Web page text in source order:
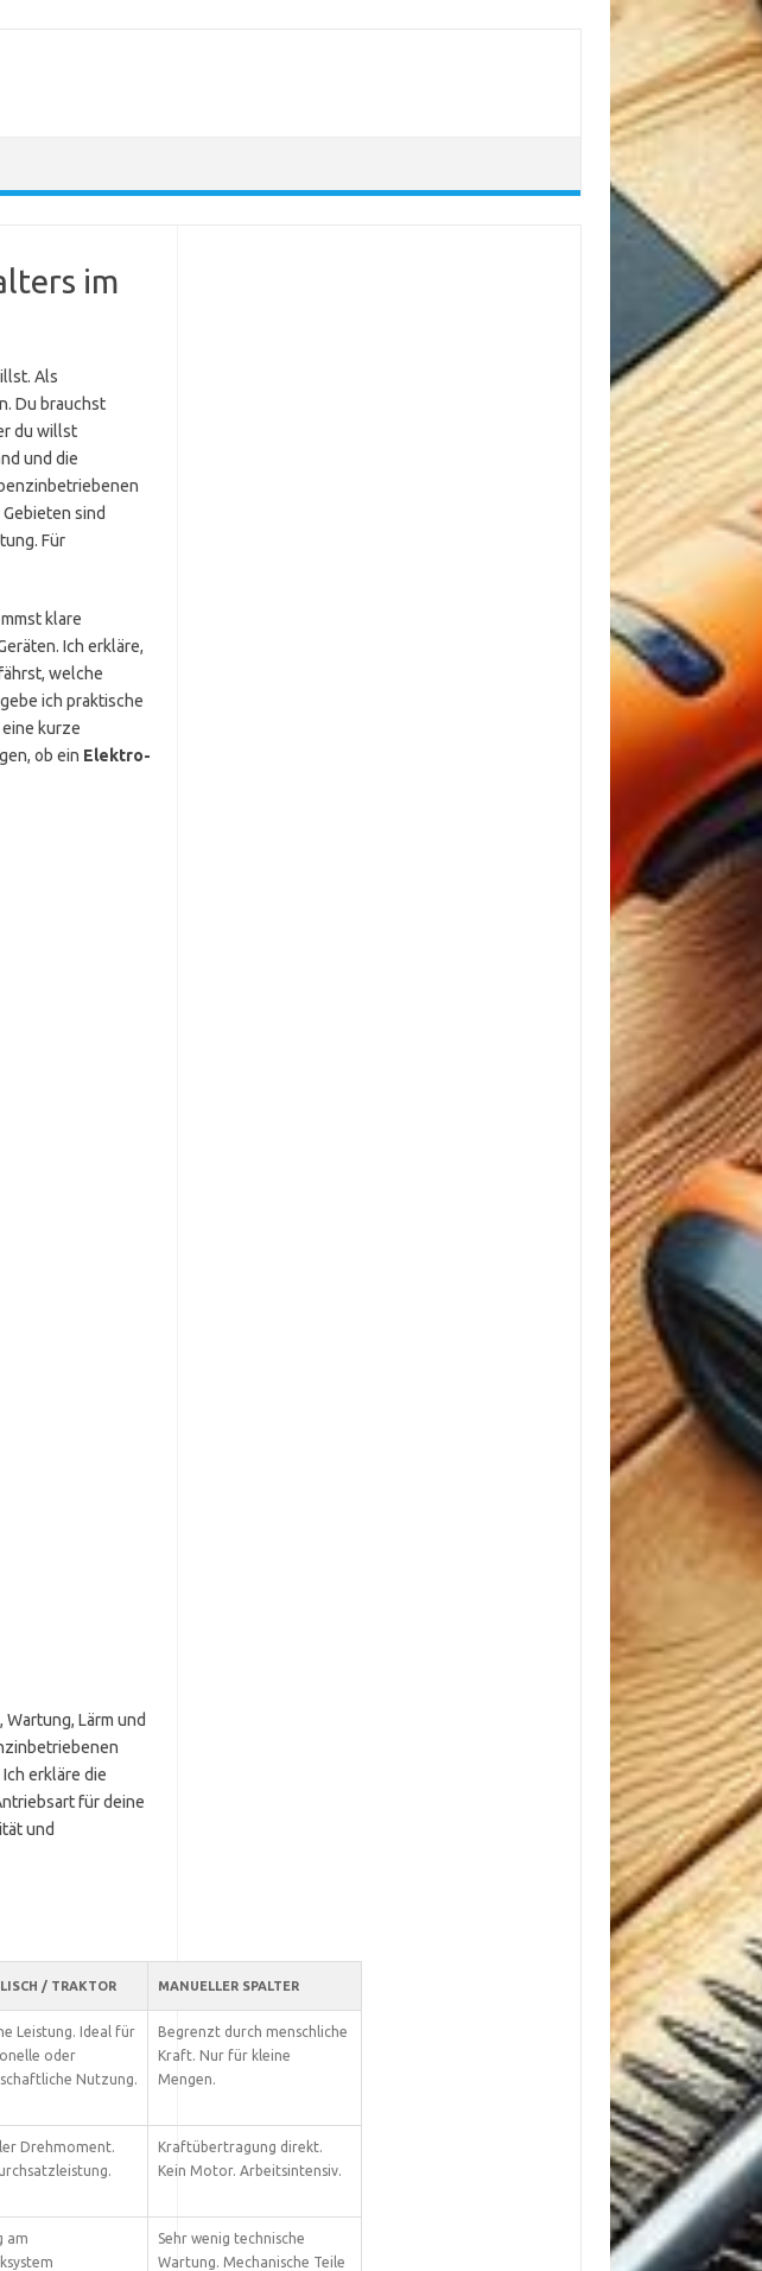
im
Als
Du brauchst
du willst
und die
sind
Für
klare
Ich erkläre,
welche
ich praktische
kurze
ob ein Elektro-
Lärm und
erkläre die
für deine
und
/ TRAKTOR MANUELLER SPALTER
Leistung. Ideal für
oder
Nutzung.
Begrenzt durch menschliche
Kraft. Nur für kleine
Mengen.
Drehmoment.
Kraftübertragung direkt.
Kein Motor. Arbeitsintensiv.
am
Sehr wenig technische
Wartung. Mechanische Teile